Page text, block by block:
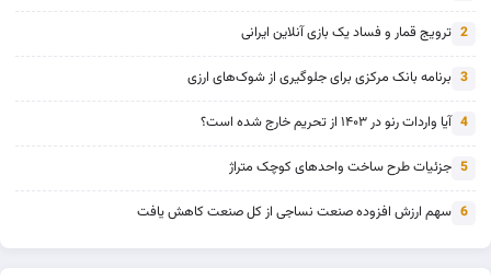
2 ترویج قمار و فساد یک بازی آنلاین ایرانی
3 برنامه بانک مرکزی برای جلوگیری از شوک‌های ارزی
4 آیا واردات رنو در ۱۴۰۳ از تحریم خارج شده است؟
5 جزئیات طرح ساخت واحدهای کوچک متراژ
6 سهم ارزش افزوده صنعت نساجی از کل صنعت کاهش یافت